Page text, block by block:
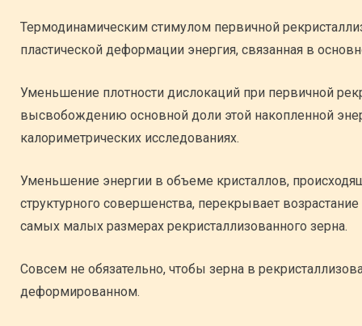
Термодинамическим стимулом первичной
пластической деформации энергия, связанная в
Уменьшение плотности дислокаций при первичной
высвобождению основной доли этой накопленной
калориметрических исследованиях.
Уменьшение энергии в объеме кристаллов,
структурного совершенства, перекрывает
самых малых размерах рекристаллизованного зерна.
Совсем не обязательно, чтобы зерна в
деформированном.